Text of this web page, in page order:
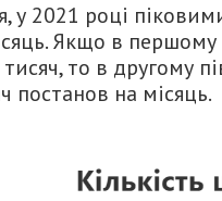
у 2021 році
Якщо в першому
то в другому
постанов на місяць.